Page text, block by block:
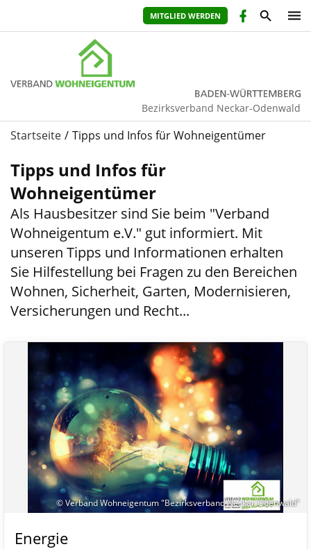
MITGLIED WERDEN
Bezirksverband Neckar-Odenwald
Startseite Tipps und Infos für Wohneigentümer
Tipps und Infos für
Wohneigentümer
Als Hausbesitzer sind Sie beim "Verband
Wohneigentum e.V." gut informiert. Mit
unseren Tipps und Informationen erhalten
Sie Hilfestellung bei Fragen zu den Bereichen
Wohnen, Sicherheit, Garten, Modernisieren,
Versicherungen und Recht...
© Verband Wohneigentum "Bezirksverband Neckar-Odenwald"
Energie